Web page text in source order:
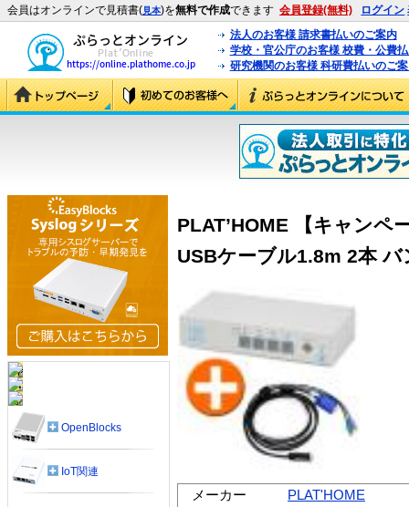
会員はオンラインで見積書(見本)を無料で作成できます 会員登録(無料) ログイン
法人のお客様 請求書払いのご案内
学校・官公庁のお客様 校費・公費
研究機関のお客様 科研費払いのご
PLAT’HOME 【キャンペ
USBケーブル1.8m 2本
メーカー
PLAT'HOME
OpenBlocks
IoT関連